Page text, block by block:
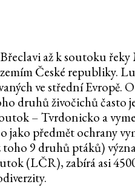
až k soutoku řeky
České republiky.
ve střední Evropě.
druhů živočichů často
– Tvrdonicko a
předmět ochrany
9 druhů ptáků)
(LČR), zabírá asi